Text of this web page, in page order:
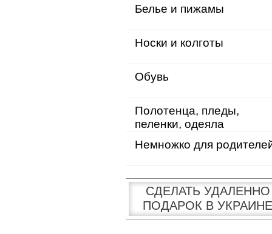
Белье и пижамы
Носки и колготы
Обувь
Полотенца, пледы,
пеленки, одеяла
Немножко для
СДЕЛАТЬ УДАЛЕННО
ПОДАРОК В УКРАИНЕ